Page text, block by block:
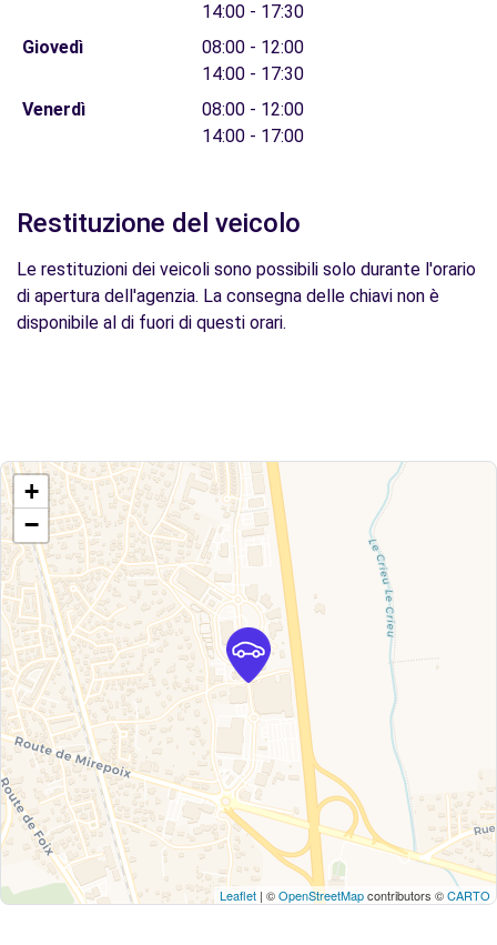
14:00 - 17:30
Giovedì
08:00 - 12:00
14:00 - 17:30
Venerdì
08:00 - 12:00
14:00 - 17:00
Restituzione del veicolo
Le restituzioni dei veicoli sono possibili solo durante l'orario
di apertura dell'agenzia. La consegna delle chiavi non è
disponibile al di fuori di questi orari.
+
−
Leaflet | ©OpenStreetMapcontributors ©CARTO